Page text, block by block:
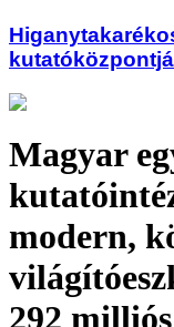
Magyar
modern,
292